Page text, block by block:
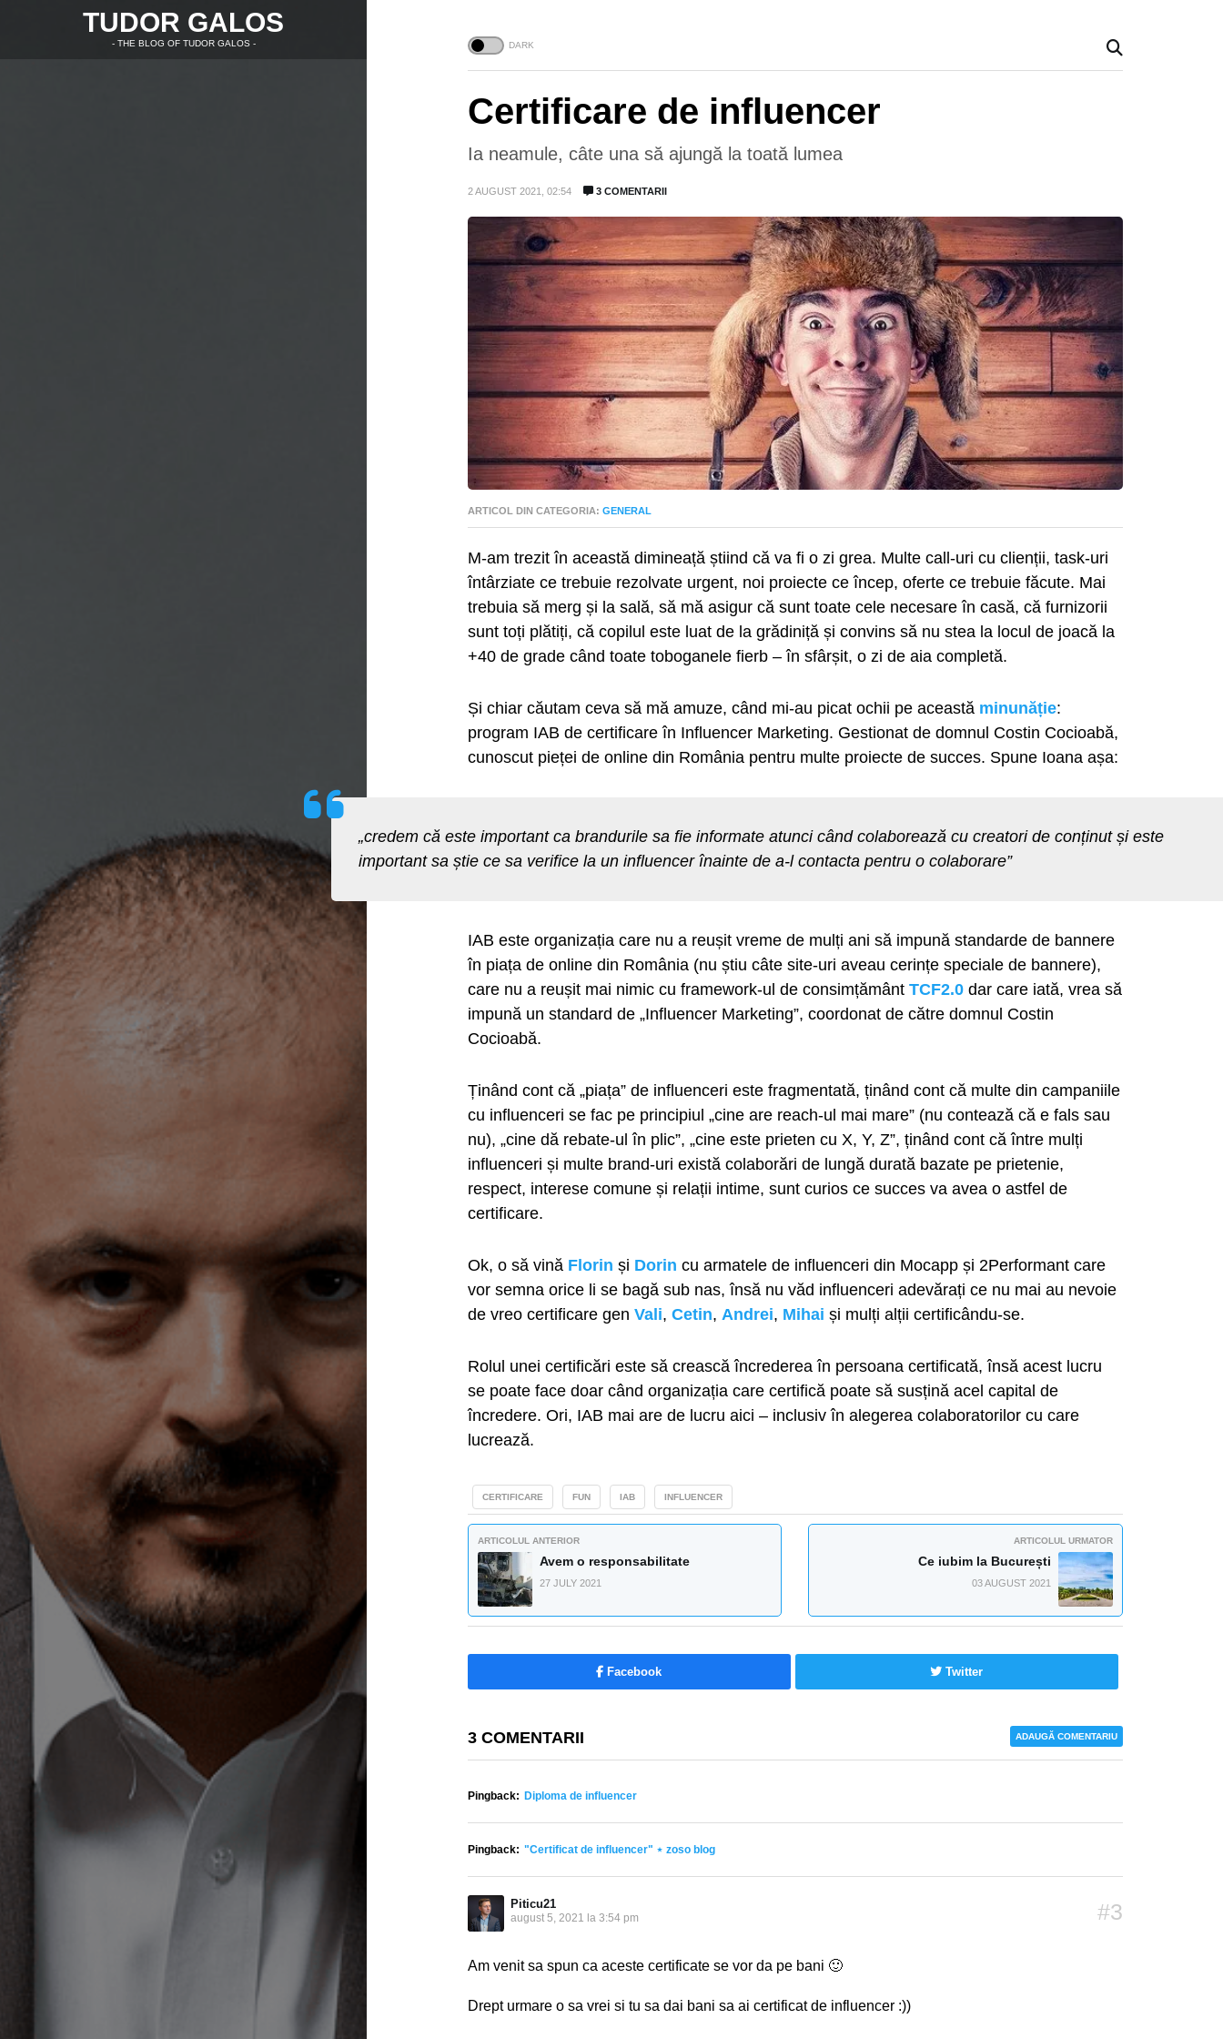
TUDOR GALOS
- THE BLOG OF TUDOR GALOS -
Certificare de influencer
Ia neamule, câte una să ajungă la toată lumea
2 AUGUST 2021, 02:54 3 COMENTARII
ARTICOL DIN CATEGORIA: GENERAL
M-am trezit în această dimineață știind că va fi o zi grea. Multe call-uri cu clienții, task-uri
întârziate ce trebuie rezolvate urgent, noi proiecte ce încep, oferte ce trebuie făcute. Mai
trebuia să merg și la sală, să mă asigur că sunt toate cele necesare în casă, că furnizorii
sunt toți plătiți, că copilul este luat de la grădiniță și convins să nu stea la locul de joacă la
+40 de grade când toate toboganele fierb – în sfârșit, o zi de aia completă.
Și chiar căutam ceva să mă amuze, când mi-au picat ochii pe această minunăție:
program IAB de certificare în Influencer Marketing. Gestionat de domnul Costin Cocioabă,
cunoscut pieței de online din România pentru multe proiecte de succes. Spune Ioana așa:
„credem că este important ca brandurile sa fie informate atunci când colaborează cu creatori de conținut și este
important sa știe ce sa verifice la un influencer înainte de a-l contacta pentru o colaborare”
IAB este organizația care nu a reușit vreme de mulți ani să impună standarde de bannere
în piața de online din România (nu știu câte site-uri aveau cerințe speciale de bannere),
care nu a reușit mai nimic cu framework-ul de consimțământ TCF2.0dar care iată, vrea să
impună un standard de „Influencer Marketing”, coordonat de către domnul Costin
Cocioabă.
Ținând cont că „piața” de influenceri este fragmentată, ținând cont că multe din campaniile
cu influenceri se fac pe principiul „cine are reach-ul mai mare” (nu contează că e fals sau
nu), „cine dă rebate-ul în plic”, „cine este prieten cu X, Y, Z”, ținând cont că între mulți
influenceri și multe brand-uri există colaborări de lungă durată bazate pe prietenie,
respect, interese comune și relații intime, sunt curios ce succes va avea o astfel de
certificare.
Ok, o să vină Florin și Dorin cu armatele de influenceri din Mocapp și 2Performant care
vor semna orice li se bagă sub nas, însă nu văd influenceri adevărați ce nu mai au nevoie
de vreo certificare gen Vali, Cetin, Andrei, Mihai și mulți alții certificându-se.
Rolul unei certificări este să crească încrederea în persoana certificată, însă acest lucru
se poate face doar când organizația care certifică poate să susțină acel capital de
încredere. Ori, IAB mai are de lucru aici – inclusiv în alegerea colaboratorilor cu care
lucrează.
CERTIFICARE FUN IAB INFLUENCER
ARTICOLUL ANTERIOR
Avem o responsabilitate
27 JULY 2021
ARTICOLUL URMATOR
Ce iubim la București
03 AUGUST 2021
Facebook Twitter
3 COMENTARII ADAUGĂ COMENTARIU
Pingback: Diploma de influencer
Pingback: "Certificat de influencer" ⋆ zoso blog
#3
Piticu21
august 5, 2021 la 3:54 pm
Am venit sa spun ca aceste certificate se vor da pe bani 🙂
Drept urmare o sa vrei si tu sa dai bani sa ai certificat de influencer :))